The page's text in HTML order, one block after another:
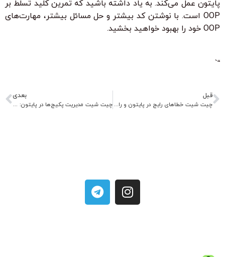
پایتون عمل می‌کند. به یاد داشته باشید که تمرین کلید تسلط بر
OOP است. با نوشتن کد بیشتر و حل مسائل بیشتر، مهارت‌های
OOP خود را بهبود خواهید بخشید.
“`
قبل
چیت شیت خطاهای رایج در پایتون و راه‌حل‌ها
بعدی
چیت شیت مدیریت پکیج‌ها در پایتون: pip و conda